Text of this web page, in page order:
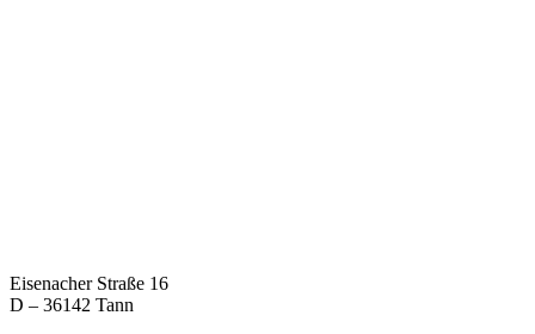
Eisenacher Straße 16
D – 36142 Tann